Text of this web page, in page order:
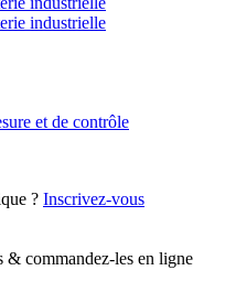
industrielle
et de contrôle
? Inscrivez-vous
& commandez-les en ligne